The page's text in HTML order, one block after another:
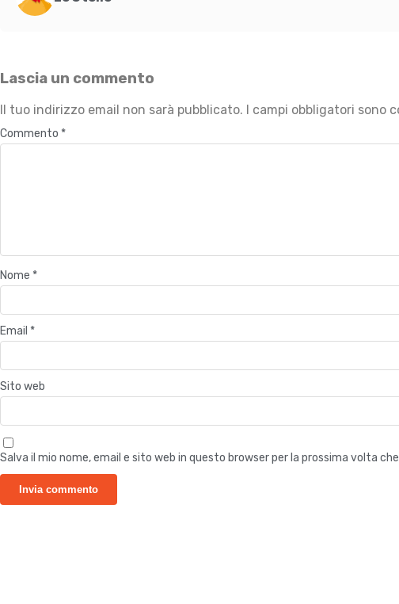
Lascia un commento
Il tuo indirizzo email non sarà pubblicato. I campi obbligatori sono
Commento *
Nome *
Email *
Sito web
Salva il mio nome, email e sito web in questo browser per la prossima volta